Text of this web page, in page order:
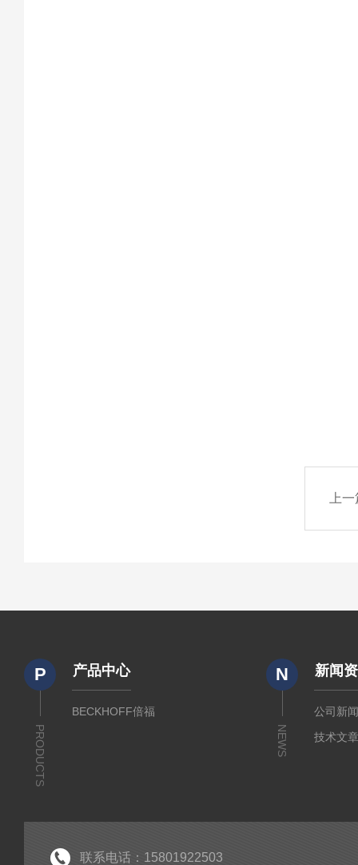
上
P
PRODUCTS
产品中心
BECKHOFF倍福
N
NEWS
新闻
公司新
技术文
联系电话：15801922503